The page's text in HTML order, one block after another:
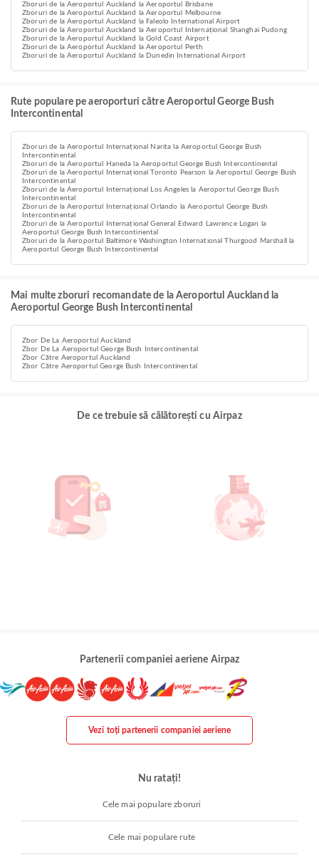
Zboruri de la Aeroportul Auckland la Aeroportul Brisbane
Zboruri de la Aeroportul Auckland la Aeroportul Melbourne
Zboruri de la Aeroportul Auckland la Faleolo International Airport
Zboruri de la Aeroportul Auckland la Aeroportul Internațional Shanghai Pudong
Zboruri de la Aeroportul Auckland la Gold Coast Airport
Zboruri de la Aeroportul Auckland la Aeroportul Perth
Zboruri de la Aeroportul Auckland la Dunedin International Airport
Rute populare pe aeroporturi către Aeroportul George Bush
Intercontinental
Zboruri de la Aeroportul Internațional Narita la Aeroportul George Bush
Intercontinental
Zboruri de la Aeroportul Haneda la Aeroportul George Bush Intercontinental
Zboruri de la Aeroportul Internațional Toronto Pearson la Aeroportul George Bush
Intercontinental
Zboruri de la Aeroportul Internațional Los Angeles la Aeroportul George Bush
Intercontinental
Zboruri de la Aeroportul Internațional Orlando la Aeroportul George Bush
Intercontinental
Zboruri de la Aeroportul Internațional General Edward Lawrence Logan la
Aeroportul George Bush Intercontinental
Zboruri de la Aeroportul Baltimore Washington International Thurgood Marshall la
Aeroportul George Bush Intercontinental
Mai multe zboruri recomandate de la Aeroportul Auckland la
Aeroportul George Bush Intercontinental
Zbor De La Aeroportul Auckland
Zbor De La Aeroportul George Bush Intercontinental
Zbor Către Aeroportul Auckland
Zbor Către Aeroportul George Bush Intercontinental
De ce trebuie să călătorești cu Airpaz
Partenerii companiei aeriene Airpaz
Vezi toți partenerii companiei aeriene
Nu ratați!
Cele mai populare zboruri
Cele mai populare rute